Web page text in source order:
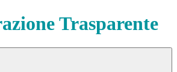
Trasparente